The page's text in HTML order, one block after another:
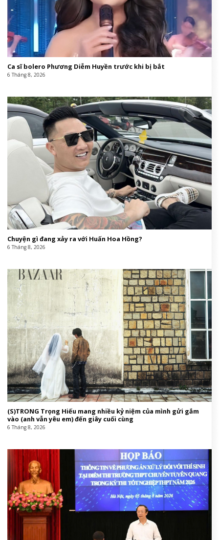
Ca sĩ bolero Phương Diễm Huyền trước khi bị bắt
6 Tháng 8, 2026
Chuyện gì đang xảy ra với Huấn Hoa Hồng?
6 Tháng 8, 2026
(S)TRONG Trọng Hiếu mang nhiều kỷ niệm của mình gửi gắm
vào (anh vẫn yêu em) đến giây cuối cùng
6 Tháng 8, 2026